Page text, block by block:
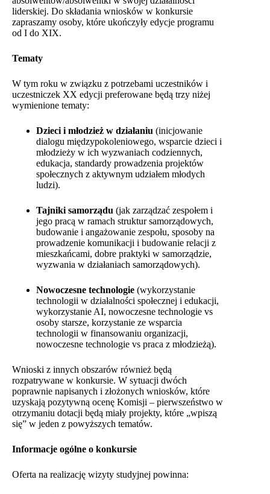
liderskiej. Do składania wniosków w konkursie
zapraszamy osoby, które ukończyły edycje programu
od I do XIX.
Tematy
W tym roku w związku z potrzebami uczestników i
uczestniczek XX edycji preferowane będą trzy niżej
wymienione tematy:
Dzieci i młodzież w działaniu (inicjowanie
dialogu międzypokoleniowego, wsparcie dzieci i
młodzieży w ich wyzwaniach codziennych,
edukacja, standardy prowadzenia projektów
społecznych z aktywnym udziałem młodych
ludzi).
Tajniki samorządu (jak zarządzać zespołem i
jego pracą w ramach struktur samorządowych,
budowanie i angażowanie zespołu, sposoby na
prowadzenie komunikacji i budowanie relacji z
mieszkańcami, dobre praktyki w samorządzie,
wyzwania w działaniach samorządowych).
Nowoczesne technologie (wykorzystanie
technologii w działalności społecznej i edukacji,
wykorzystanie AI, nowoczesne technologie vs
osoby starsze, korzystanie ze wsparcia
technologii w finansowaniu organizacji,
nowoczesne technologie vs praca z młodzieżą).
Wnioski z innych obszarów również będą
rozpatrywane w konkursie. W sytuacji dwóch
poprawnie napisanych i złożonych wniosków, które
uzyskają pozytywną ocenę Komisji – pierwszeństwo w
otrzymaniu dotacji będą miały projekty, które „wpiszą
się” w jeden z powyższych tematów.
Informacje ogólne o konkursie
Oferta na realizację wizyty studyjnej powinna: